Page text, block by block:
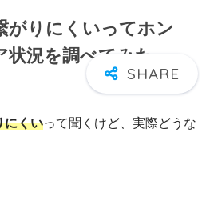
がりにくいってホン
状況を調べてみた
にくいって聞くけど、実際どうな